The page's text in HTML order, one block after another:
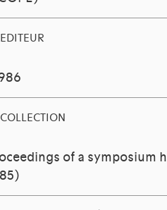
EDITEUR
COLLECTION
of a symposium